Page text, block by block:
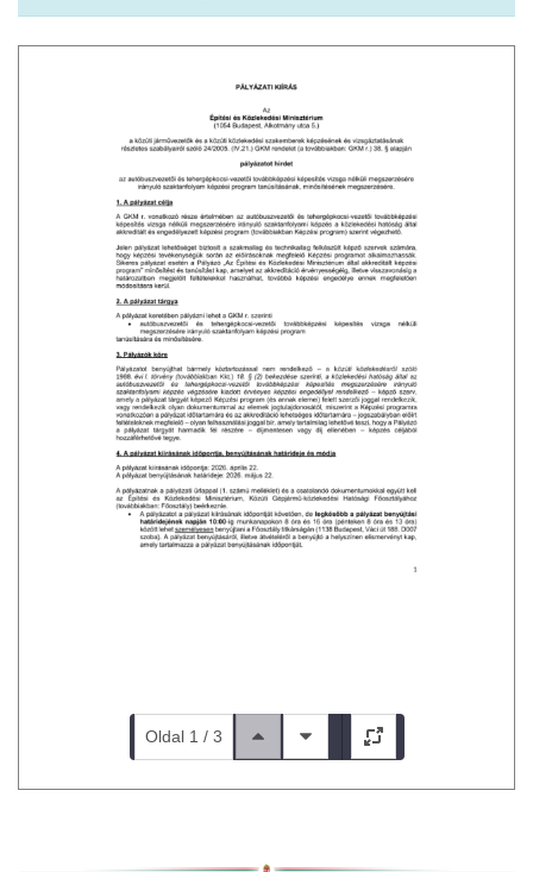
Oldal 1 / 3